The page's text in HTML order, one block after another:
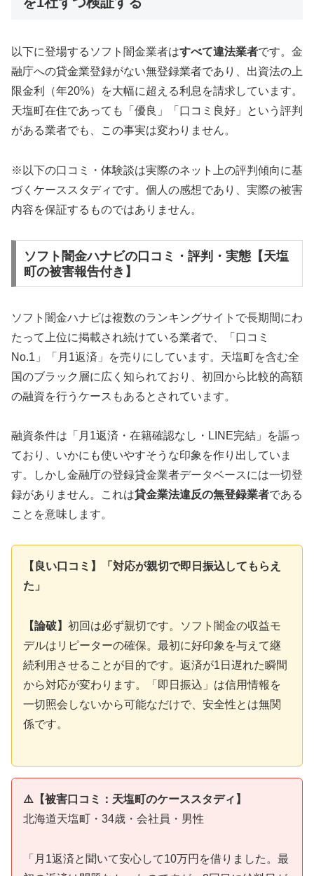
以下に登場するソフト闇金業者はすべて違法業者です。金
融庁への貸金業登録がない無登録業者であり、出資法の上
限金利（年20%）を大幅に超える利息を請求しています。
天塩町在住であっても「優良」「口コミ良好」という評判
がある業者でも、この事実は変わりません。
※以下の口コミ・体験談は実際のネット上の評判傾向に基
づくケーススタディです。個人の感想であり、実際の被害
内容を保証するものではありません。
ソフト闇金ハナビの口コミ・評判・実態【天塩
町の被害報告付き】
ソフト闇金ハナビは複数のランキングサイトで長期間にわ
たって上位に掲載され続けている業者で、「口コミ
No.1」「月1返済」を売りにしています。天塩町を含む全
国のブラック層に広く知られており、初回から比較的高額
の融資を行うケースもあるとされています。
融資条件は「月1返済・在籍確認なし・LINE完結」を謳っ
ており、いかにも使いやすそうな印象を作り出していま
す。しかし金融庁の登録貸金業者データベースには一切登
録がありません。これは貸金業法違反の無登録業者である
ことを意味します。
【良い口コミ】「対応が親切で即日振込してもらえ
た」
【論破】 初回は必ず親切です。ソフト闇金の収益モ
デルはリピーターの確保。最初に好印象を与えて継
続利用させることが目的です。返済が1日遅れた瞬間
から対応が変わります。「即日振込」は信用情報を
一切照会しないから可能なだけで、安全性とは無関
係です。
⚠️【被害口コミ：天塩町のケーススタディ】
北海道天塩町・34歳・会社員・男性
「月1返済と聞いて安心して10万円を借りました。最